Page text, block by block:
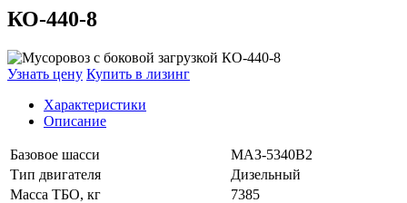
КО-440-8
Узнать цену Купить в лизинг
Характеристики
Описание
Базовое шасси
МАЗ-5340В2
Тип двигателя
Дизельный
Масса ТБО, кг
7385